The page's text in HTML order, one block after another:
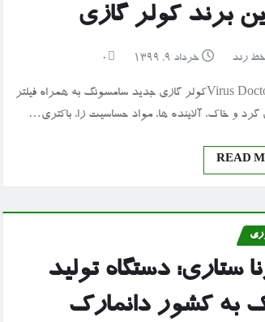
برند کولر گازی
خط رند خرداد ۹, ۱۳۹۹ 0
قابلیت Virus Doctorکولر گازی جدید سامسونگ به همراه فیلتر
READ
ستاری: دستگاه تولید
به کشور دانمارک